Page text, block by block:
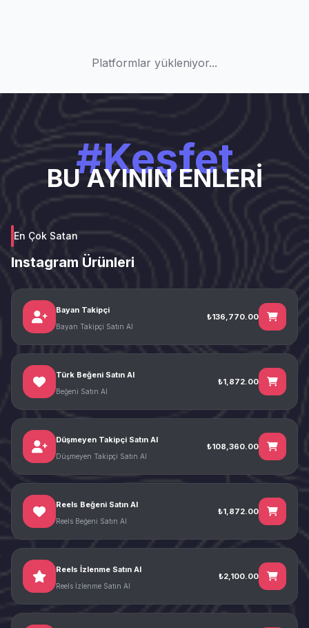
Platformlar yükleniyor...
#Keşfet
BU AYININ ENLERİ
En Çok Satan
Instagram Ürünleri
Bayan Takipçi
Bayan Takipçi Satın Al
₺136,770.00
Türk Beğeni Satın Al
Beğeni Satın Al
₺1,872.00
Düşmeyen Takipçi Satın Al
Düşmeyen Takipçi Satın Al
₺108,360.00
Reels Beğeni Satın Al
Reels Beğeni Satın Al
₺1,872.00
Reels İzlenme Satın Al
Reels İzlenme Satın Al
₺2,100.00